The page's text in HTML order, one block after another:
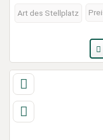
Art des Stellplatz